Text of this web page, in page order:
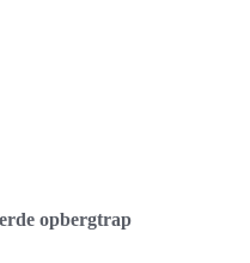
opbergtrap